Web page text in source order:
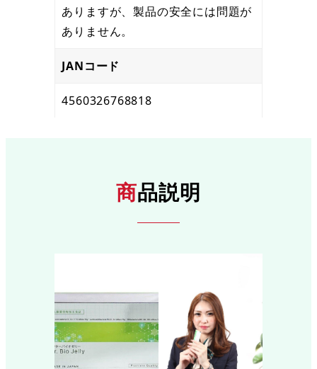
ありますが、製品の安全には問題が
ありません。
JANコード
4560326768818
商品説明